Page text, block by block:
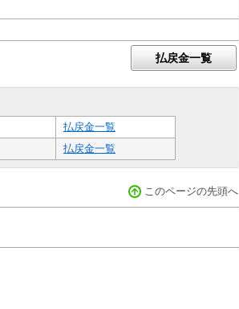
払戻金一覧
払戻金一覧
払戻金一覧
このページの先頭へ